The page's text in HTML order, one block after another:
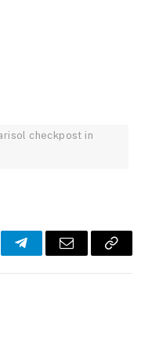
checkpost in
TelegramEmail
Copy